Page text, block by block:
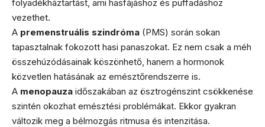
folyadékháztartást, ami hasfájáshoz és puffadáshoz
vezethet.
A premenstruális szindróma (PMS) során sokan
tapasztalnak fokozott hasi panaszokat. Ez nem csak a méh
összehúzódásainak köszönhető, hanem a hormonok
közvetlen hatásának az emésztőrendszerre is.
A menopauza időszakában az ösztrogénszint csökkenése
szintén okozhat emésztési problémákat. Ekkor gyakran
változik meg a bélmozgás ritmusa és intenzitása.